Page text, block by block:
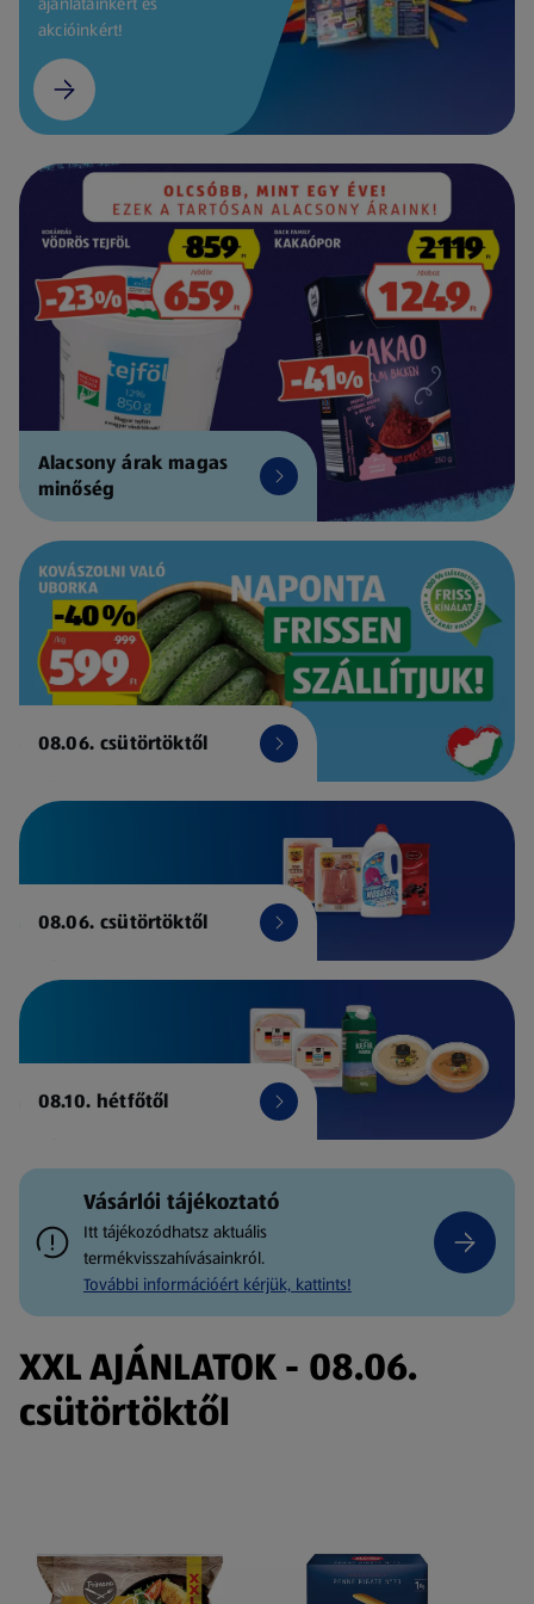
akcióinkért!
Alacsony árak magas
minőség
08.06. csütörtöktől
08.06. csütörtöktől
08.10. hétfőtől
Vásárlói tájékoztató
Itt tájékozódhatsz aktuális
termékvisszahívásainkról.
További információért kérjük, kattints!
XXL AJÁNLATOK - 08.06.
csütörtöktől